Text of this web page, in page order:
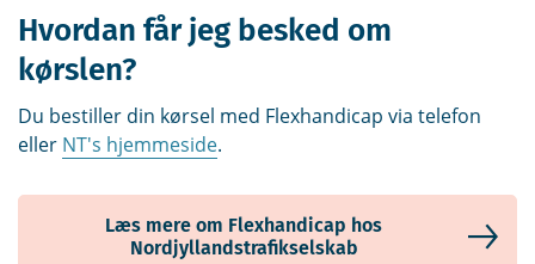
Hvordan får jeg besked om
kørslen?
Du bestiller din kørsel med Flexhandicap via telefon
eller NT's hjemmeside.
Læs mere om Flexhandicap hos
Nordjyllandstrafikselskab